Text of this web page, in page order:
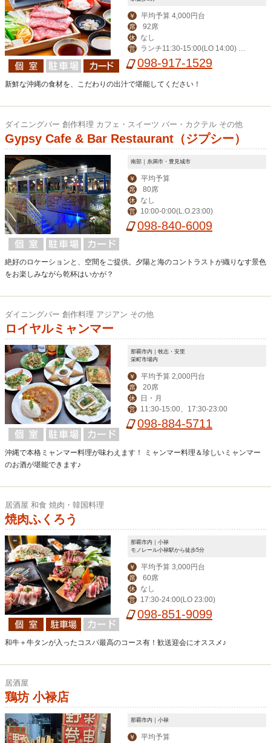
￥ 平均予算 4,000円台
席 92席
休 なし
営
ランチ11:30-15:00(LO 14:00) デ
ィナー17:00-24:00(LO 23:00)
098-917-1529
新鮮な沖縄の食材を、こだわりの出汁で堪能してください！
ダイニングバー 創作料理 カフェ・スイーツ バー・カクテル その他
Gypsy Cafe & Bar Restaurant（ジプシー）
南部｜糸満市・豊見城市
￥ 平均予算
席 80席
休 なし
営 10:00-0:00(L.O.23:00)
098-840-6009
絶好のロケーションと、空間をご提供。夕陽と海のコントラストが織りなす景色
をお楽しみながら乾杯はいかが？
ダイニングバー 創作料理 アジアン その他
ロイヤルミャンマー
那覇市内｜牧志・安里
栄町市場内
￥ 平均予算 2,000円台
席 20席
休 日・月
営 11:30-15:00、17:30-23:00
098-884-5711
沖縄で本格ミャンマー料理が味わえます！ ミャンマー料理＆珍しいミャンマー
のお酒が堪能できます♪
居酒屋 和食 焼肉・韓国料理
焼肉ふくろう
那覇市内｜小禄
モノレール小禄駅から徒歩5分
￥ 平均予算 3,000円台
席 60席
休 なし
営 17:30-24:00(LO 23:00)
098-851-9099
和牛＋牛タンが入ったコスパ最高のコース有！歓送迎会にオススメ♪
居酒屋
鶏坊 小禄店
那覇市内｜小禄
￥ 平均予算